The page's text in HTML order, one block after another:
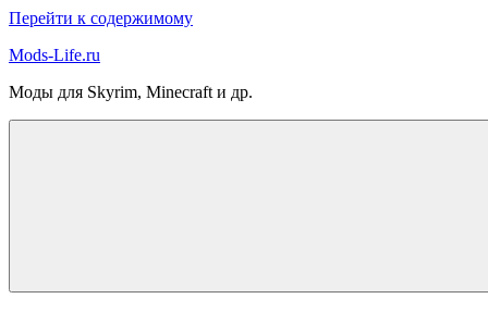
Перейти к содержимому
Mods-Life.ru
Моды для Skyrim, Minecraft и др.